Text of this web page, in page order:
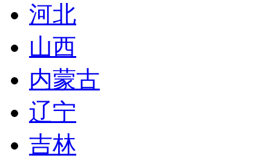
河北
山西
内蒙古
辽宁
吉林